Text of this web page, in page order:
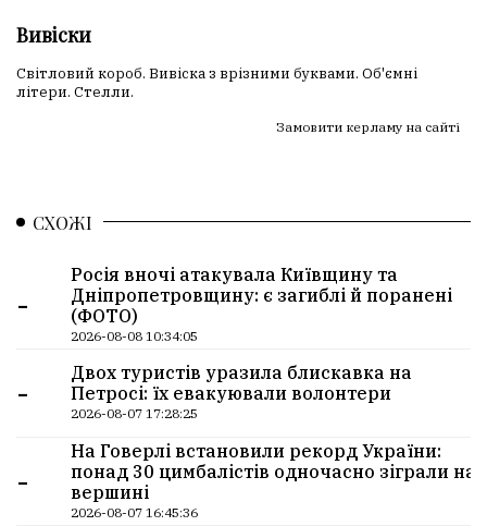
Вивіски
Світловий короб. Вивіска з врізними буквами. Об'ємні
літери. Стелли.
Замовити керламу на сайті
СХОЖІ
-
Росія вночі атакувала Київщину та
Дніпропетровщину: є загиблі й поранені
(ФОТО)
2026-08-08 10:34:05
-
Двох туристів уразила блискавка на
Петросі: їх евакуювали волонтери
2026-08-07 17:28:25
-
На Говерлі встановили рекорд України:
понад 30 цимбалістів одночасно зіграли на
вершині
2026-08-07 16:45:36